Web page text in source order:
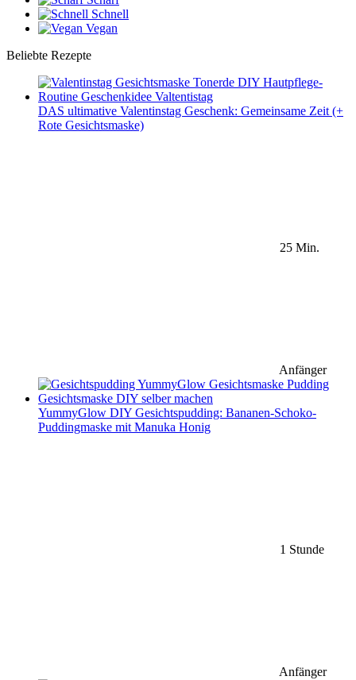
Schnell
Vegan
Beliebte Rezepte
DAS ultimative Valentinstag Geschenk: Gemeinsame Zeit (+
Rote Gesichtsmaske)
25 Min.
Anfänger
YummyGlow DIY Gesichtspudding: Bananen-Schoko-
Puddingmaske mit Manuka Honig
1 Stunde
Anfänger